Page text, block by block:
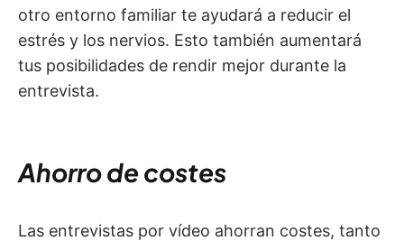
otro entorno familiar te ayudará a reducir el
estrés y los nervios. Esto también aumentará
tus posibilidades de rendir mejor durante la
entrevista.
Ahorro de costes
Las entrevistas por vídeo ahorran costes, tanto